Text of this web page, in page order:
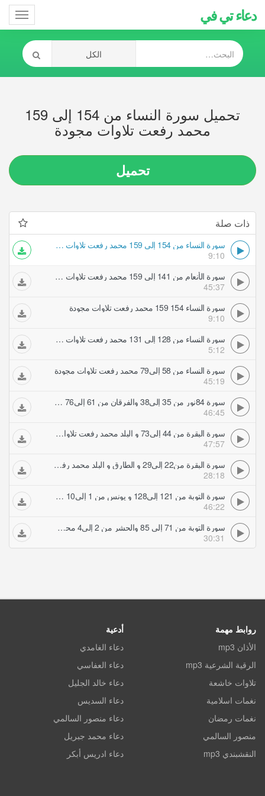
دعاء تي في
تحميل سورة النساء من 154 إلى 159
محمد رفعت تلاوات مجودة
تحميل
ذات صلة
سورة النساء من 154 إلى 159 محمد رفعت تلاوات مجودة
9:10
سورة الأنعام من 141 إلى 159 محمد رفعت تلاوات مجودة
45:37
سورة النساء 154 159 محمد رفعت تلاوات مجودة
9:10
سورة النساء من 128 إلى 131 محمد رفعت تلاوات مجودة
5:12
سورة النساء من 58 إلى79 محمد رفعت تلاوات مجودة
45:19
سورة 84نور من 35 إلى38 والفرقان من 61 إلى76 محمد رفعت تلاوات مجودة
46:45
سورة البقرة من 44 إلى73 و البلد محمد رفعت تلاوات مجودة
47:57
سورة البقرة من22 إلى29 و الطارق و البلد محمد رفعت تلاوات مجودة
28:18
سورة التوبة من 121 إلى128 و يونس من 1 إلى10 محمد رفعت تلاوات مجودة
46:22
سورة التوبة من 71 إلى 85 والحشر من 2 إلى4 محمد رفعت تلاوات مجودة
30:31
روابط مهمة
الأذان mp3
الرقية الشرعية mp3
تلاوات خاشعة
نغمات اسلامية
نغمات رمضان
منصور السالمي
النقشبندي mp3
أدعية
دعاء الغامدي
دعاء العفاسي
دعاء خالد الجليل
دعاء السديس
دعاء منصور السالمي
دعاء محمد جبريل
دعاء ادريس أبكر